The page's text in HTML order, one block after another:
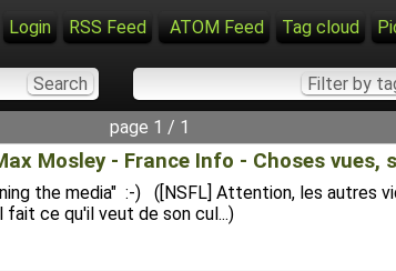
Login RSS Feed ATOM Feed Tag cloud
page 1 / 1
Mosley - France Info - Choses vues,
the media" :-) ([NSFL] Attention, les autres
ce qu'il veut de son cul...)